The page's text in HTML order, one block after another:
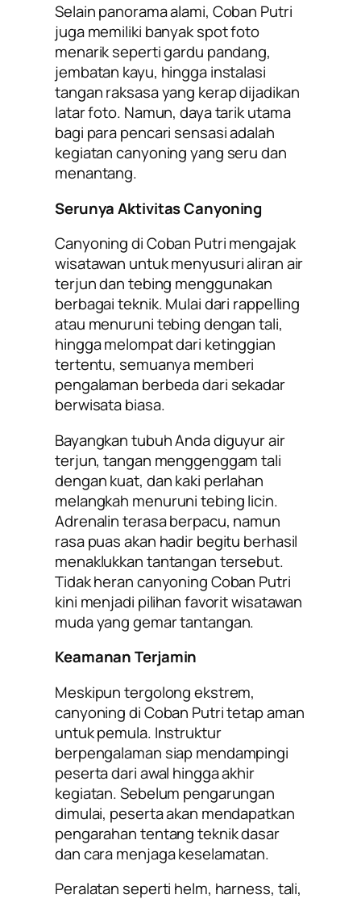
Selain panorama alami, Coban Putri
juga memiliki banyak spot foto
menarik seperti gardu pandang,
jembatan kayu, hingga instalasi
tangan raksasa yang kerap dijadikan
latar foto. Namun, daya tarik utama
bagi para pencari sensasi adalah
kegiatan canyoning yang seru dan
menantang.
Serunya Aktivitas Canyoning
Canyoning di Coban Putri mengajak
wisatawan untuk menyusuri aliran air
terjun dan tebing menggunakan
berbagai teknik. Mulai dari rappelling
atau menuruni tebing dengan tali,
hingga melompat dari ketinggian
tertentu, semuanya memberi
pengalaman berbeda dari sekadar
berwisata biasa.
Bayangkan tubuh Anda diguyur air
terjun, tangan menggenggam tali
dengan kuat, dan kaki perlahan
melangkah menuruni tebing licin.
Adrenalin terasa berpacu, namun
rasa puas akan hadir begitu berhasil
menaklukkan tantangan tersebut.
Tidak heran canyoning Coban Putri
kini menjadi pilihan favorit wisatawan
muda yang gemar tantangan.
Keamanan Terjamin
Meskipun tergolong ekstrem,
canyoning di Coban Putri tetap aman
untuk pemula. Instruktur
berpengalaman siap mendampingi
peserta dari awal hingga akhir
kegiatan. Sebelum pengarungan
dimulai, peserta akan mendapatkan
pengarahan tentang teknik dasar
dan cara menjaga keselamatan.
Peralatan seperti helm, harness, tali,